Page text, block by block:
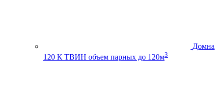
Домна
120 К ТВИН объем парных до 120м3